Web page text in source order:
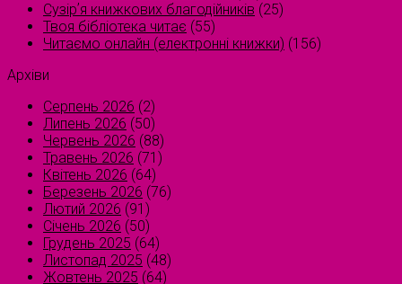
Сузірʼя книжкових благодійників (25)
Твоя бібліотека читає (55)
Читаємо онлайн (електронні книжки) (156)
Архіви
Серпень 2026 (2)
Липень 2026 (50)
Червень 2026 (88)
Травень 2026 (71)
Квітень 2026 (64)
Березень 2026 (76)
Лютий 2026 (91)
Січень 2026 (50)
Грудень 2025 (64)
Листопад 2025 (48)
Жовтень 2025 (64)